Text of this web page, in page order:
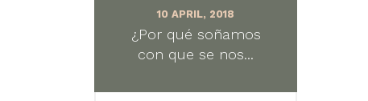
10 APRIL, 2018
¿Por qué soñamos
con que se nos...